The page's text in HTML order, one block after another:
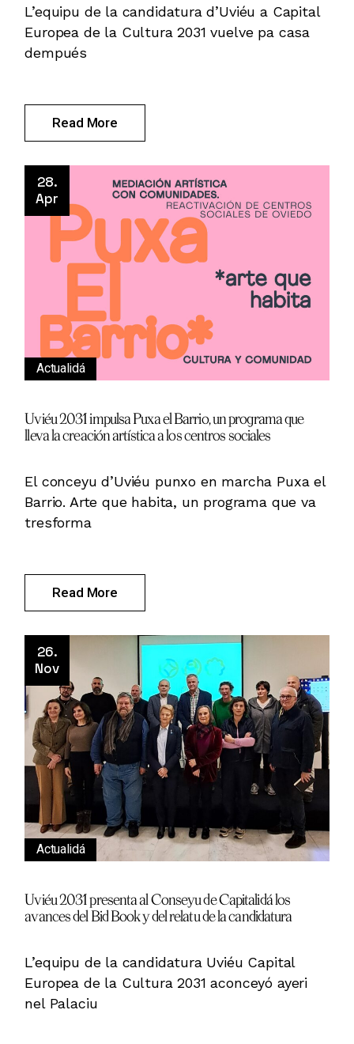
L’equipu de la candidatura d’Uviéu a Capital
Europea de la Cultura 2031 vuelve pa casa
dempués
Read More
28.
Apr
Actualidá
Uviéu 2031 impulsa Puxa el Barrio, un programa que
lleva la creación artística a los centros sociales
El conceyu d’Uviéu punxo en marcha Puxa el
Barrio. Arte que habita, un programa que va
tresforma
Read More
26.
Nov
Actualidá
Uviéu 2031 presenta al Conseyu de Capitalidá los
avances del Bid Book y del relatu de la candidatura
L’equipu de la candidatura Uviéu Capital
Europea de la Cultura 2031 aconceyó ayeri
nel Palaciu